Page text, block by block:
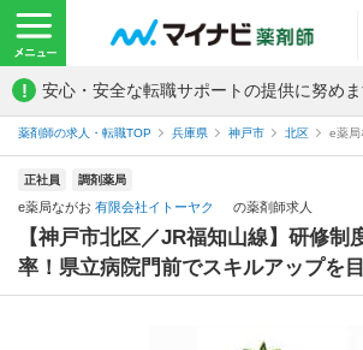
! 安心・安全な転職サポートの提供に努めま
薬剤師の求人・転職TOP 兵庫県 神戸市 北区 e薬
正社員 調剤薬局
e薬局ながお 有限会社イトーヤク の薬剤師求人
【神戸市北区／JR福知山線】研修制
率！県立病院門前でスキルアップを